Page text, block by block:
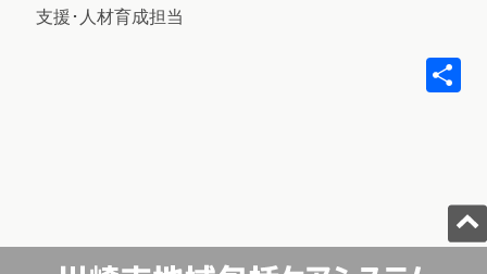
支援･人材育成担当